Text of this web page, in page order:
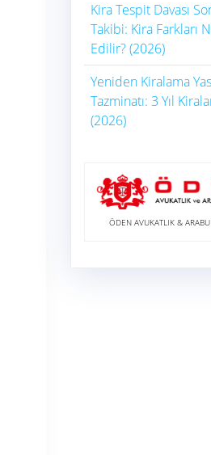
Kira Tespit Davası
Takibi: Kira Farkları
Edilir? (2026)
Yeniden Kiralama
Tazminatı: 3 Yıl
(2026)
ÖDEN AVUKATLIK &